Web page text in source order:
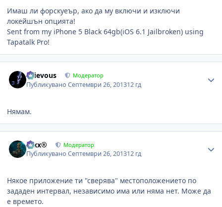
Имаш ли форскуеър, ако да му включи и изключи
локейшън опцията!
Sent from my iPhone 5 Black 64gb(iOS 6.1 Jailbroken) using
Tapatalk Pro!
Grievous Модератор
ПубликуваноСептември 26, 201312 гд
Нямам.
Alxx® Модератор
ПубликуваноСептември 26, 201312 гд
Някое приложение ти "сверява" местоположението по
зададен интервал, независимо има или няма нет. Може да
е времето.